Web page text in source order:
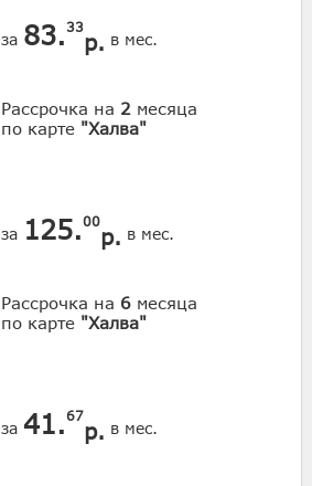
за 83. 33
р. в мес.
Рассрочка на 2 месяца
по карте "Халва"
за 125.00
р. в мес.
Рассрочка на 6 месяца
по карте "Халва"
за 41.67
р. в мес.